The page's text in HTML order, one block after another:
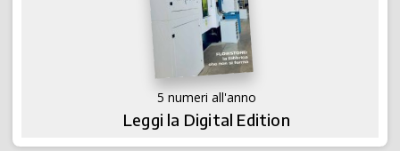
5 numeri all'anno
Leggi la Digital Edition